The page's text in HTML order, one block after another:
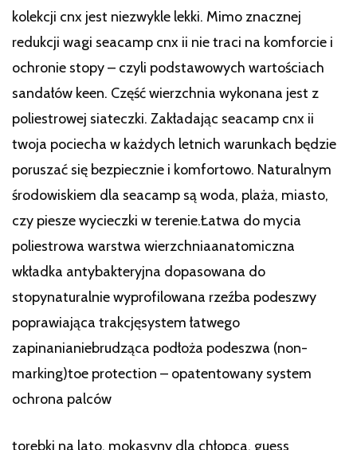
kolekcji cnx jest niezwykle lekki. Mimo znacznej
redukcji wagi seacamp cnx ii nie traci na komforcie i
ochronie stopy – czyli podstawowych wartościach
sandałów keen. Część wierzchnia wykonana jest z
poliestrowej siateczki. Zakładając seacamp cnx ii
twoja pociecha w każdych letnich warunkach będzie
poruszać się bezpiecznie i komfortowo. Naturalnym
środowiskiem dla seacamp są woda, plaża, miasto,
czy piesze wycieczki w terenie.Łatwa do mycia
poliestrowa warstwa wierzchniaanatomiczna
wkładka antybakteryjna dopasowana do
stopynaturalnie wyprofilowana rzeźba podeszwy
poprawiająca trakcjęsystem łatwego
zapinanianiebrudząca podłoża podeszwa (non-
marking)toe protection – opatentowany system
ochrona palców
torebki na lato, mokasyny dla chłopca, guess